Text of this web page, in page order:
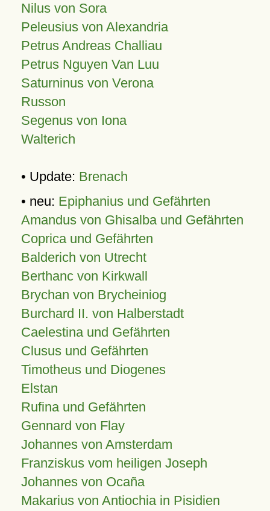
Nilus von Sora
Peleusius von Alexandria
Petrus Andreas Challiau
Petrus Nguyen Van Luu
Saturninus von Verona
Russon
Segenus von Iona
Walterich
• Update: Brenach
• neu: Epiphanius und Gefährten
Amandus von Ghisalba und Gefährten
Coprica und Gefährten
Balderich von Utrecht
Berthanc von Kirkwall
Brychan von Brycheiniog
Burchard II. von Halberstadt
Caelestina und Gefährten
Clusus und Gefährten
Timotheus und Diogenes
Elstan
Rufina und Gefährten
Gennard von Flay
Johannes von Amsterdam
Franziskus vom heiligen Joseph
Johannes von Ocaña
Makarius von Antiochia in Pisidien